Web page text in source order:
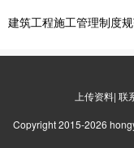
建筑工程施工管理制度
上传资料|
Copyright 2015-2026